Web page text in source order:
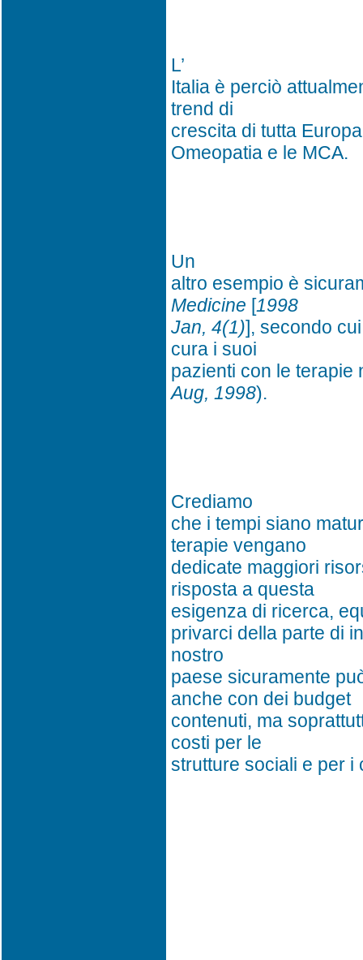
L’
Italia è perciò
trend di
crescita di tutta
Omeopatia e le MCA.
Un
altro esempio è
Medicine [1998
Jan, 4(1)], secondo
cura i suoi
pazienti con le terapie
Aug, 1998).
Crediamo
che i tempi siano
terapie vengano
dedicate maggiori
risposta a questa
esigenza di ricerca,
privarci della parte di
nostro
paese sicuramente
anche con dei budget
contenuti, ma
costi per le
strutture sociali e per i